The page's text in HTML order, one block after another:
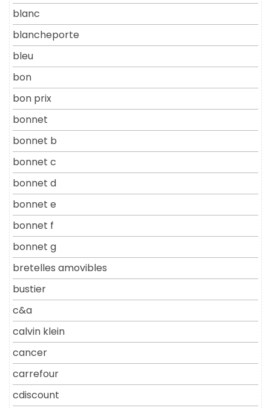
blanc
blancheporte
bleu
bon
bon prix
bonnet
bonnet b
bonnet c
bonnet d
bonnet e
bonnet f
bonnet g
bretelles amovibles
bustier
c&a
calvin klein
cancer
carrefour
cdiscount